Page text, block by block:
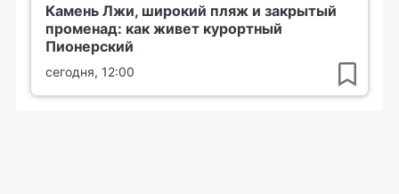
Камень Лжи, широкий пляж и закрытый
променад: как живет курортный
Пионерский
сегодня, 12:00